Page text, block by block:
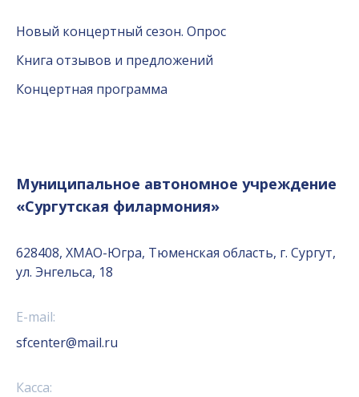
Новый концертный сезон. Опрос
Книга отзывов и предложений
Концертная программа
Муниципальное автономное учреждение
«Сургутская филармония»
628408, ХМАО-Югра, Тюменская область, г. Сургут,
ул. Энгельса, 18
E-mail:
sfcenter@mail.ru
Касса: